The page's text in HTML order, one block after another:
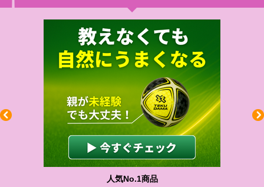
わかりやすい質問に沿って書ける